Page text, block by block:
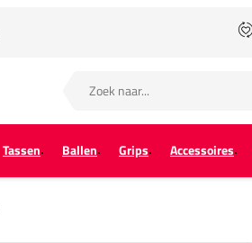
Tassen Ballen Grips Accessoires